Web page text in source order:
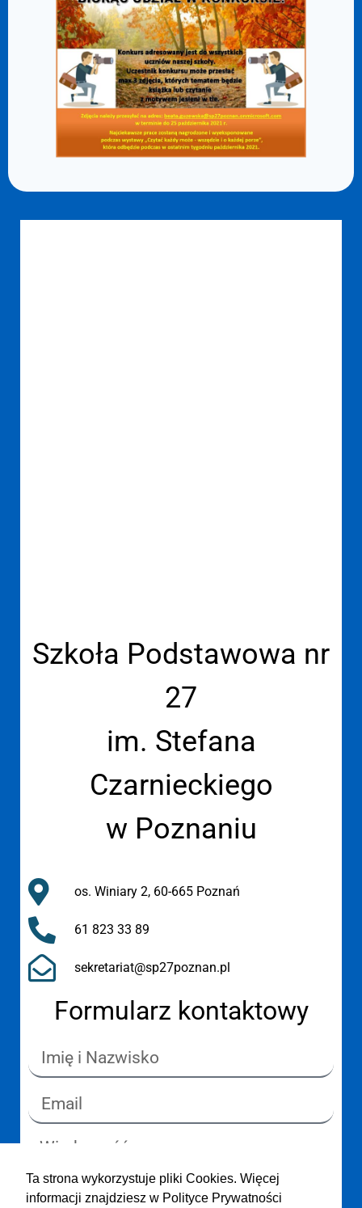
Szkoła Podstawowa nr
27
im. Stefana
Czarnieckiego
w Poznaniu
os. Winiary 2, 60-665 Poznań
61 823 33 89
sekretariat@sp27poznan.pl
Formularz kontaktowy
Ta strona wykorzystuje pliki Cookies. Więcej
informacji znajdziesz w Polityce Prywatności